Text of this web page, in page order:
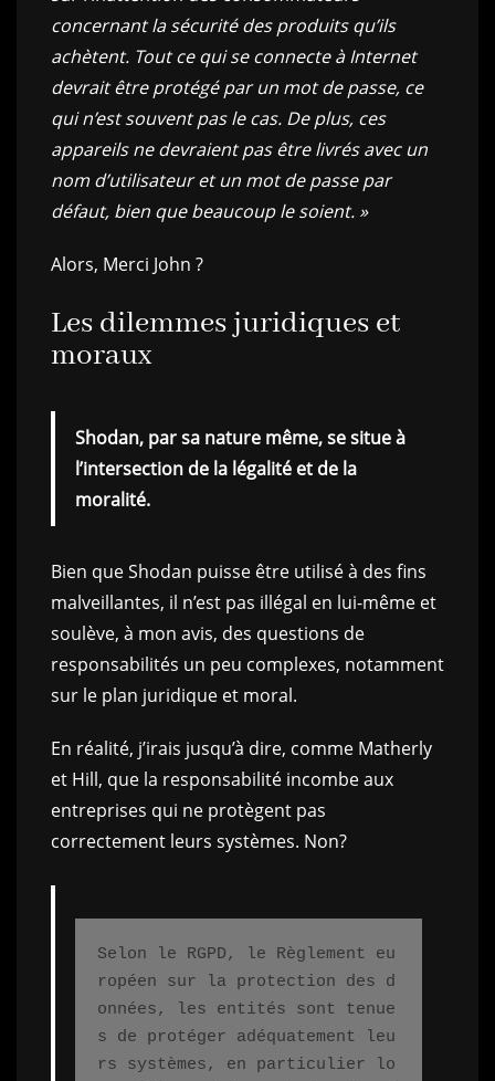
concernant la sécurité des produits qu’ils
achètent. Tout ce qui se connecte à Internet
devrait être protégé par un mot de passe, ce
qui n’est souvent pas le cas. De plus, ces
appareils ne devraient pas être livrés avec un
nom d’utilisateur et un mot de passe par
défaut, bien que beaucoup le soient. »
Alors, Merci John ?
Les dilemmes juridiques et
moraux
Shodan, par sa nature même, se situe à
l’intersection de la légalité et de la
moralité.
Bien que Shodan puisse être utilisé à des fins
malveillantes, il n’est pas illégal en lui-même et
soulève, à mon avis, des questions de
responsabilités un peu complexes, notamment
sur le plan juridique et moral.
En réalité, j’irais jusqu’à dire, comme Matherly
et Hill, que la responsabilité incombe aux
entreprises qui ne protègent pas
correctement leurs systèmes. Non?
Selon le RGPD, le Règlement eu
ropéen sur la protection des d
onnées, les entités sont tenue
s de protéger adéquatement leu
rs systèmes, en particulier lo